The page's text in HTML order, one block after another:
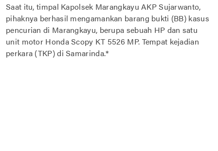
Saat itu, timpal Kapolsek Marangkayu AKP Sujarwanto,
pihaknya berhasil mengamankan barang bukti (BB) kasus
pencurian di Marangkayu, berupa sebuah HP dan satu
unit motor Honda Scopy KT 5526 MP. Tempat kejadian
perkara (TKP) di Samarinda.*